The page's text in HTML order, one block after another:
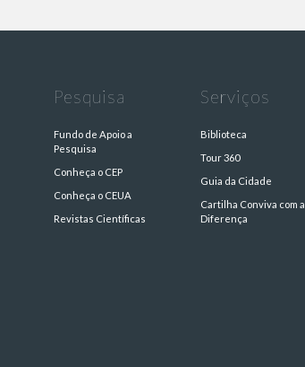
Pesquisa
Fundo de Apoio a
Pesquisa
Conheça o CEP
Conheça o CEUA
Revistas Científicas
Serviços
Biblioteca
Tour 360
Guia da Cidade
Cartilha Conviva com a
Diferença